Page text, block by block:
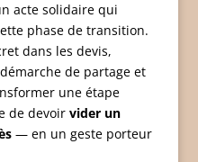
acte solidaire qui
phase de transition.
dans les devis,
de partage et
une étape
de devoir vider un
— en un geste porteur